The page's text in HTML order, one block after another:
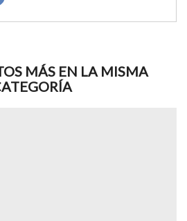
MÁS EN LA MISMA